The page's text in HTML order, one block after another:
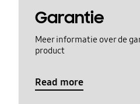
Garantie
Meer informatie over de
product
Read more